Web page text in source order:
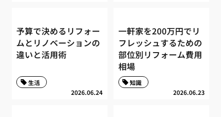
予算で決めるリフォー
ムとリノベーションの
違いと活用術
2026.06.24
生活
一軒家を200万円でリ
フレッシュするための
部位別リフォーム費用
相場
2026.06.23
知識